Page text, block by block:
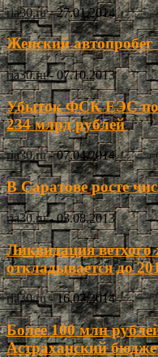
ria30.ru - 27.01.2014
Женский
ria30.ru - 07.10.2013
Убыток ФСК ЕЭС по
234 млрд рублей
ria30.ru - 07.04.2014
В Саратове росте
ria30.ru - 03.08.2013
Ликвидация
откладывается до
ria30.ru - 16.07.2014
Более 100 млн
Астраханский